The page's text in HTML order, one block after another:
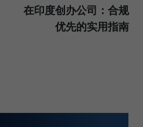
在印度创办公司：合规
优先的实用指南